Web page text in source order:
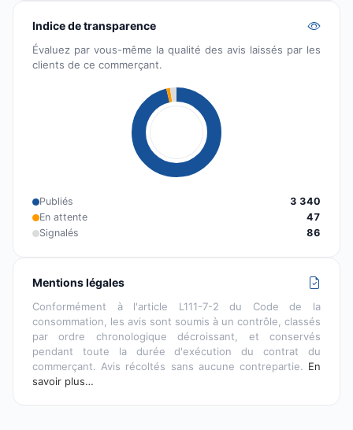
Indice de transparence
Évaluez par vous-même la qualité des avis laissés par les
clients de ce commerçant.
Publiés
3 340
En attente
47
Signalés
86
Mentions légales
Conformément à l'article L111-7-2 du Code de la
consommation, les avis sont soumis à un contrôle, classés
par ordre chronologique décroissant, et conservés
pendant toute la durée d'exécution du contrat du
commerçant. Avis récoltés sans aucune contrepartie. En
savoir plus…